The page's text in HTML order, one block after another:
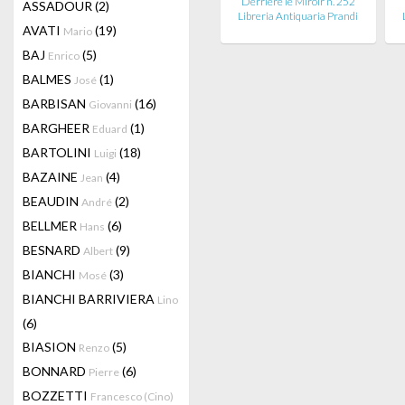
ASSADOUR (2)
AVATI Mario (19)
BAJ Enrico (5)
BALMES José (1)
BARBISAN Giovanni (16)
BARGHEER Eduard (1)
BARTOLINI Luigi (18)
BAZAINE Jean (4)
BEAUDIN André (2)
BELLMER Hans (6)
BESNARD Albert (9)
BIANCHI Mosé (3)
BIANCHI BARRIVIERA Lino
(6)
BIASION Renzo (5)
BONNARD Pierre (6)
BOZZETTI Francesco (Cino)
Libreria Antiquaria Prandi